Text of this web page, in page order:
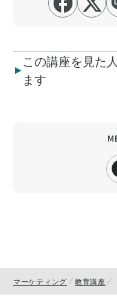
この講座を見た
ます
マーケティング 教育講座